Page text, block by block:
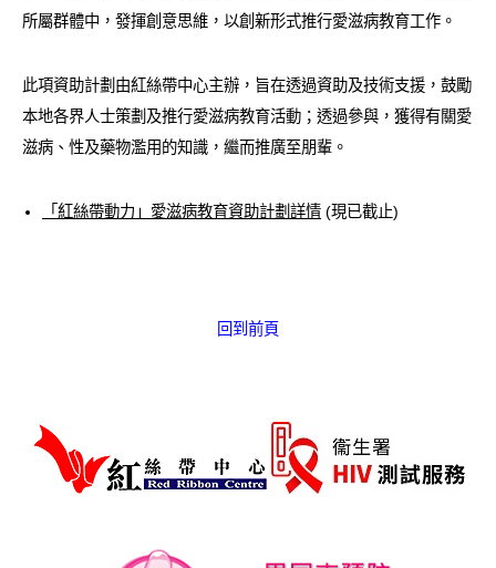
愛滋病呈報表格
其他
所屬群體中，發揮創意思維，以創新形式推行愛滋病教育工作。
此項資助計劃由紅絲帶中心主辦，旨在透過資助及技術支援，鼓勵
本地各界人士策劃及推行愛滋病教育活動；透過參與，獲得有關愛
滋病、性及藥物濫用的知識，繼而推廣至朋輩。
「紅絲帶動力」愛滋病教育資助計劃詳情 (現已截止)
回到前頁